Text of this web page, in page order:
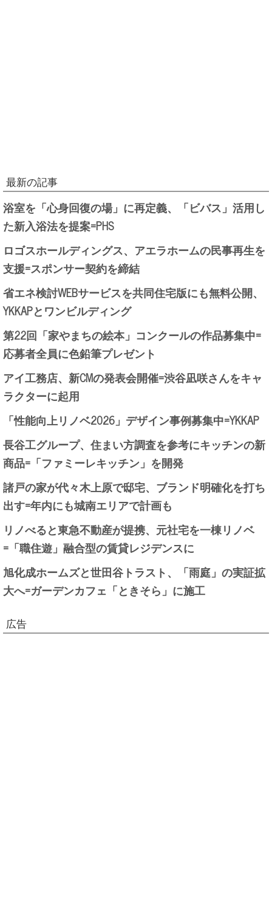
最新の記事
浴室を「心身回復の場」に再定義、「ビバス」活用し
た新入浴法を提案=PHS
ロゴスホールディングス、アエラホームの民事再生を
支援=スポンサー契約を締結
省エネ検討WEBサービスを共同住宅版にも無料公開、
YKKAPとワンビルディング
第22回「家やまちの絵本」コンクールの作品募集中=
応募者全員に色鉛筆プレゼント
アイ工務店、新CMの発表会開催=渋谷凪咲さんをキャ
ラクターに起用
「性能向上リノベ2026」デザイン事例募集中=YKKAP
長谷工グループ、住まい方調査を参考にキッチンの新
商品=「ファミーレキッチン」を開発
諸戸の家が代々木上原で邸宅、ブランド明確化を打ち
出す=年内にも城南エリアで計画も
リノべると東急不動産が提携、元社宅を一棟リノベ
=「職住遊」融合型の賃貸レジデンスに
旭化成ホームズと世田谷トラスト、「雨庭」の実証拡
大へ=ガーデンカフェ「ときそら」に施工
広告